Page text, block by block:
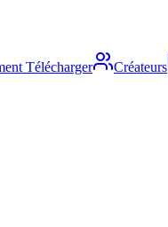
Télécharger Créateurs